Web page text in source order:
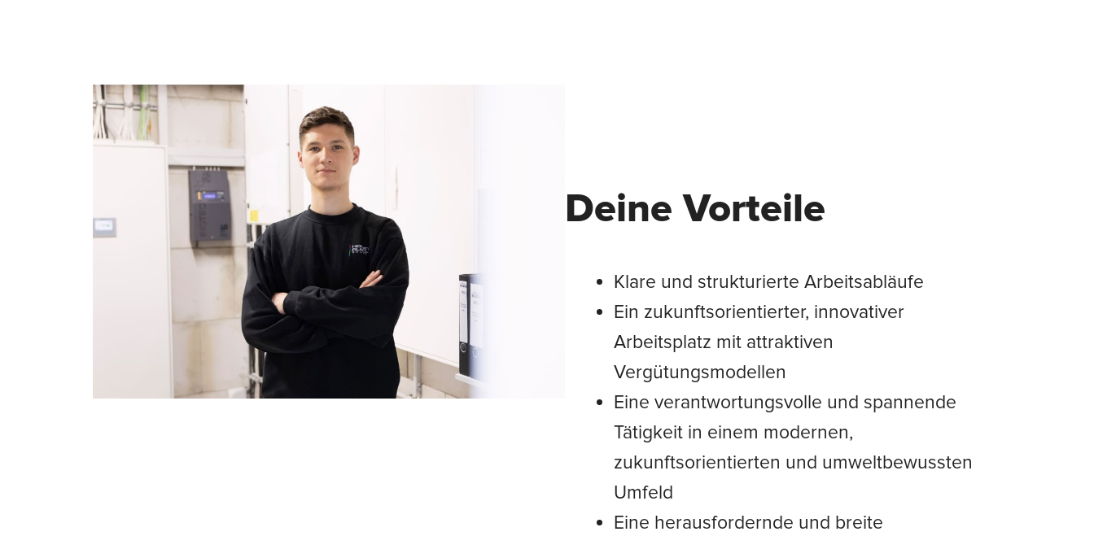
Deine Vorteile
Klare und strukturierte Arbeitsabläufe
Ein zukunftsorientierter, innovativer
Arbeitsplatz mit attraktiven
Vergütungsmodellen
Eine verantwortungsvolle und spannende
Tätigkeit in einem modernen,
zukunftsorientierten und umweltbewussten
Umfeld
Eine herausfordernde und breite